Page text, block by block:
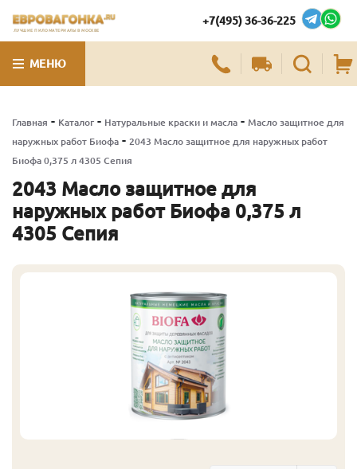
ЛУЧШИЕ ПИЛОМАТЕРИАЛЫ В МОСКВЕ
+7(495) 36-36-225
МЕНЮ
Главная - Каталог - Натуральные краски и масла - Масло защитное для
наружных работ Биофа - 2043 Масло защитное для наружных работ
Биофа 0,375 л 4305 Сепия
2043 Масло защитное для
наружных работ Биофа 0,375 л
4305 Сепия